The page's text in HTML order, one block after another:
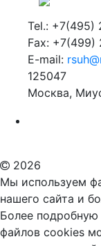
Tel.: +7(495)
Fax: +7(499)
E-mail:
125047
Москва,
Российский
Мы используем
нашего сайта и
Более
файлов cookies
пользоваться